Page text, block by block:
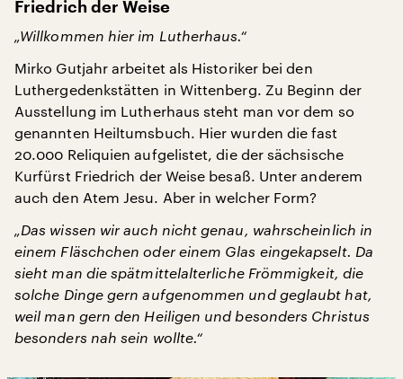
Friedrich der Weise
„Willkommen hier im Lutherhaus.“
Mirko Gutjahr arbeitet als Historiker bei den
Luthergedenkstätten in Wittenberg. Zu Beginn der
Ausstellung im Lutherhaus steht man vor dem so
genannten Heiltumsbuch. Hier wurden die fast
20.000 Reliquien aufgelistet, die der sächsische
Kurfürst Friedrich der Weise besaß. Unter anderem
auch den Atem Jesu. Aber in welcher Form?
„Das wissen wir auch nicht genau, wahrscheinlich in
einem Fläschchen oder einem Glas eingekapselt. Da
sieht man die spätmittelalterliche Frömmigkeit, die
solche Dinge gern aufgenommen und geglaubt hat,
weil man gern den Heiligen und besonders Christus
besonders nah sein wollte.“